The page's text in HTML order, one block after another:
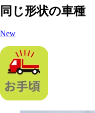
同じ形状の車種
New